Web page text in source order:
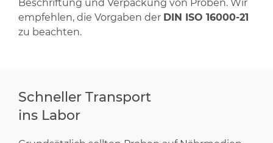
Beschriftung und Verpackung von Proben. Wir
empfehlen, die Vorgaben der DIN ISO 16000-21
zu beachten.
Schneller Transport
ins Labor